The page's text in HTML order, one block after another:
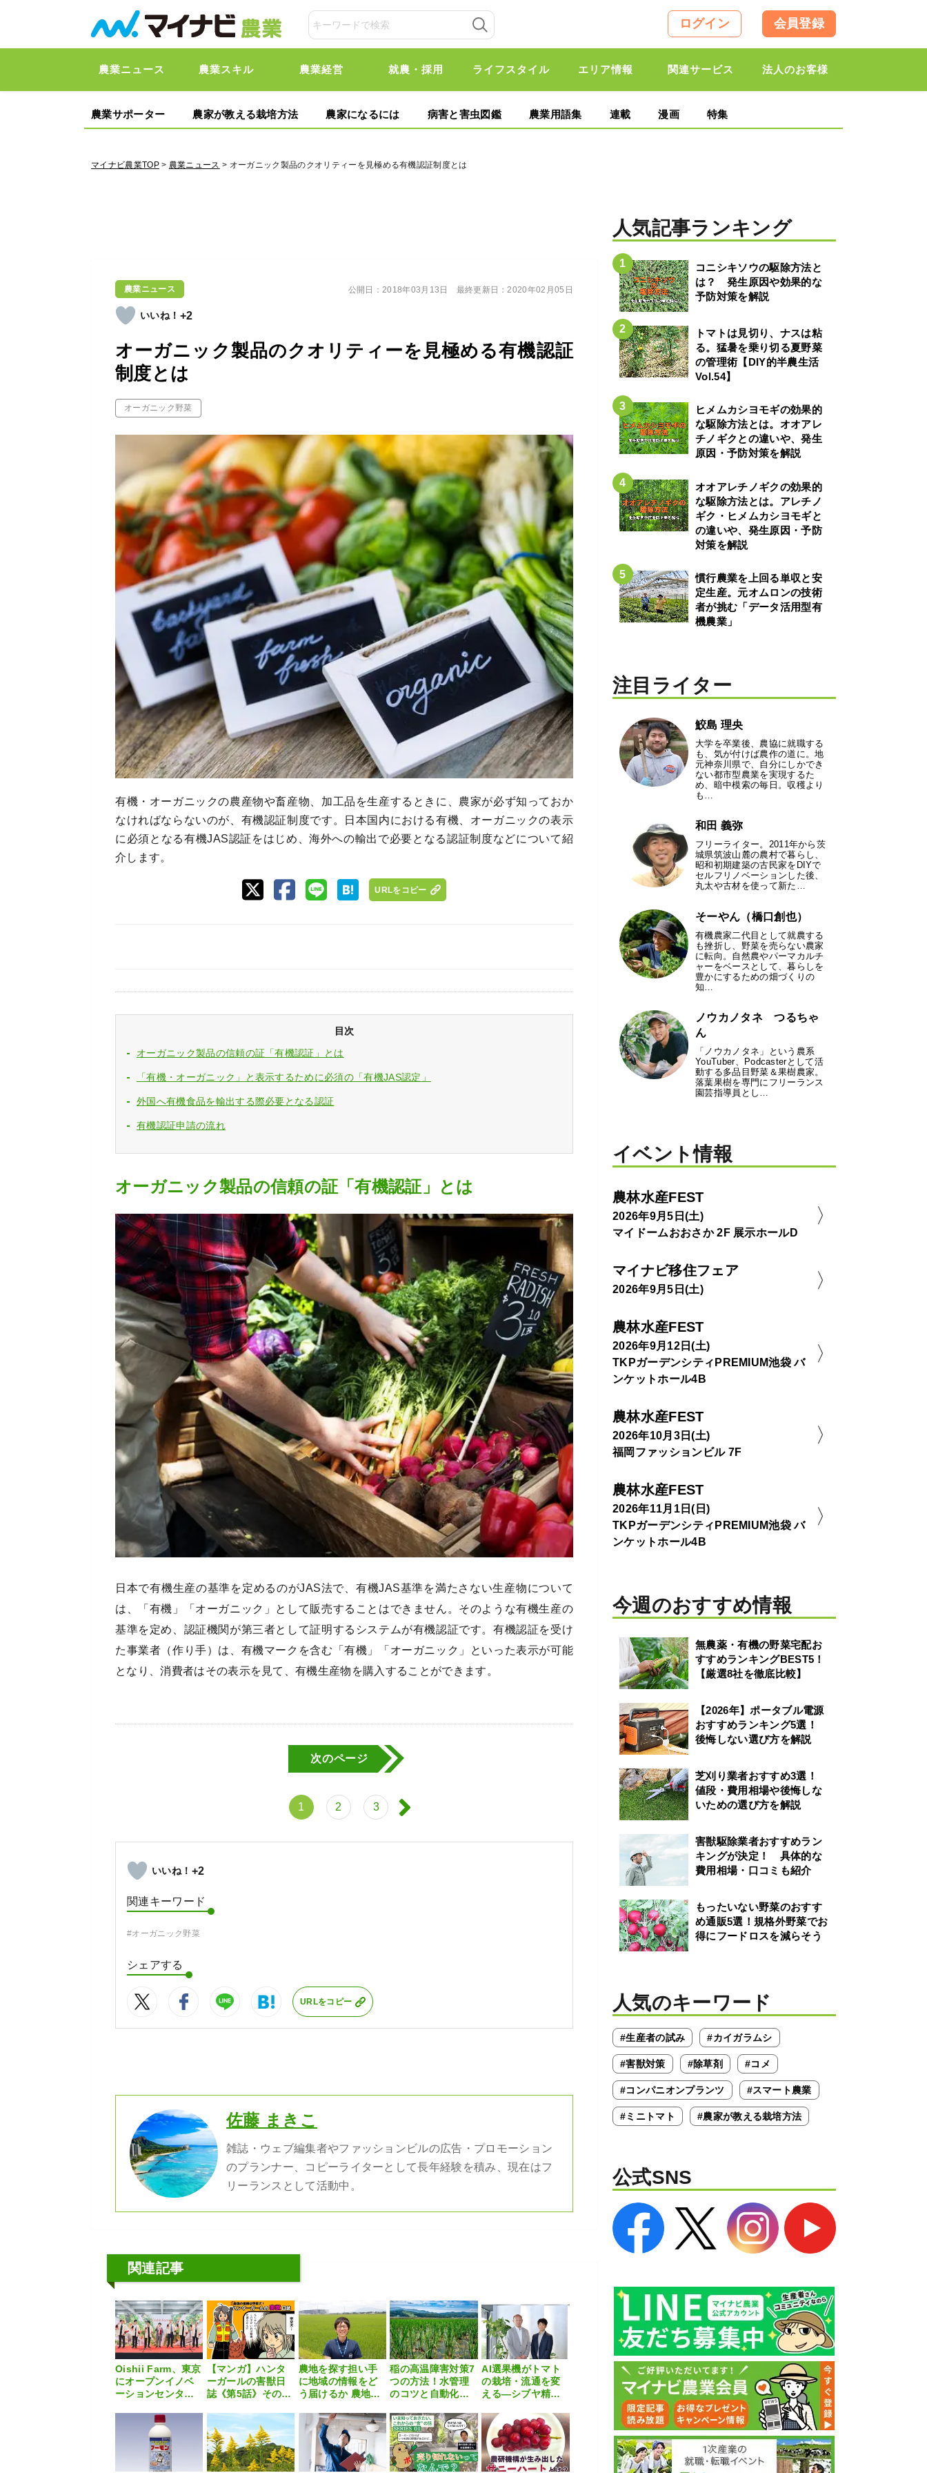
ログイン 会員登録
農業ニュース 農業スキル 農業経営 就農・採用 ライフスタイル エリア情報 関連サービス 法人のお客様
農業サポーター 農家が教える栽培方法 農家になるには 病害と害虫図鑑 農業用語集 連載 漫画 特集
マイナビ農業TOP> 農業ニュース > オーガニック製品のクオリティーを見極める有機認証制度とは
農業ニュース
+2
オーガニック製品のクオリティーを見極める有機認証
制度とは
オーガニック野菜
公開日：2018年03月13日 最終更新日：2020年02月05日
有機・オーガニックの農産物や畜産物、加工品を生産するときに、農家が必ず知っておか
なければならないのが、有機認証制度です。日本国内における有機、オーガニックの表示
に必須となる有機JAS認証をはじめ、海外への輸出で必要となる認証制度などについて紹
介します。
URLをコピー
目次
オーガニック製品の信頼の証「有機認証」とは
「有機・オーガニック」と表示するために必須の「有機JAS認定」
外国へ有機食品を輸出する際必要となる認証
有機認証申請の流れ
オーガニック製品の信頼の証「有機認証」とは
日本で有機生産の基準を定めるのがJAS法で、有機JAS基準を満たさない生産物について
は、「有機」「オーガニック」として販売することはできません。そのような有機生産の
基準を定め、認証機関が第三者として証明するシステムが有機認証です。有機認証を受け
た事業者（作り手）は、有機マークを含む「有機」「オーガニック」といった表示が可能
となり、消費者はその表示を見て、有機生産物を購入することができます。
次のページ
1 2 3
+2
関連キーワード
#オーガニック野菜
シェアする
URLをコピー
佐藤 まきこ
雑誌・ウェブ編集者やファッションビルの広告・プロモーション
のプランナー、コピーライターとして長年経験を積み、現在はフ
リーランスとして活動中。
関連記事
Oishii Farm、東京
にオープンイノベ
ーションセンター
術で世界市場へ
【マンガ】ハンタ
ーガールの害獣日
誌《第5話》その名
農地を探す担い手
に地域の情報をど
う届けるか 農地マ
る常総市の取り組
み
稲の高温障害対策7
つの方法！水管理
のコツと自動化の
AI選果機がトマト
の栽培・流通を変
える―シブヤ精
トレーサビリティ
改革の未来
人気記事ランキング
コニシキソウの駆除方法と
は？ 発生原因や効果的な
予防対策を解説
トマトは見切り、ナスは粘
る。猛暑を乗り切る夏野菜
の管理術【DIY的半農生活
Vol.54】
ヒメムカシヨモギの効果的
な駆除方法とは。オオアレ
チノギクとの違いや、発生
原因・予防対策を解説
オオアレチノギクの効果的
な駆除方法とは。アレチノ
ギク・ヒメムカシヨモギと
の違いや、発生原因・予防
対策を解説
慣行農業を上回る単収と安
定生産。元オムロンの技術
者が挑む「データ活用型有
機農業」
注目ライター
鮫島 理央
大学を卒業後、農協に就職する
も、気が付けば農作の道に。地
元神奈川県で、自分にしかでき
ない都市型農業を実現するた
め、暗中模索の毎日。収穫より
も…
和田 義弥
フリーライター。2011年から茨
城県筑波山麓の農村で暮らし、
昭和初期建築の古民家をDIYで
セルフリノベーションした後、
丸太や古材を使って新た…
そーやん（橋口創也）
有機農家二代目として就農する
も挫折し、野菜を売らない農家
に転向。自然農やパーマカルチ
ャーをベースとして、暮らしを
豊かにするための畑づくりの
知…
ノウカノタネ つるちゃ
ん
「ノウカノタネ」という農系
YouTuber、Podcasterとして活
動する多品目野菜＆果樹農家。
落葉果樹を専門にフリーランス
園芸指導員とし…
イベント情報
農林水産FEST
2026年9月5日(土)
マイドームおおさか 2F 展示ホールD
マイナビ移住フェア
2026年9月5日(土)
農林水産FEST
2026年9月12日(土)
TKPガーデンシティPREMIUM池袋 バ
ンケットホール4B
農林水産FEST
2026年10月3日(土)
福岡ファッションビル 7F
農林水産FEST
2026年11月1日(日)
TKPガーデンシティPREMIUM池袋 バ
ンケットホール4B
今週のおすすめ情報
無農薬・有機の野菜宅配お
すすめランキングBEST5！
【厳選8社を徹底比較】
【2026年】ポータブル電源
おすすめランキング5選！
後悔しない選び方を解説
芝刈り業者おすすめ3選！
値段・費用相場や後悔しな
いための選び方を解説
害獣駆除業者おすすめラン
キングが決定！ 具体的な
費用相場・口コミも紹介
もったいない野菜のおすす
め通販5選！規格外野菜でお
得にフードロスを減らそう
人気のキーワード
#生産者の試み #カイガラムシ
#害獣対策 #除草剤 #コメ
#コンパニオンプランツ #スマート農業
#ミニトマト #農家が教える栽培方法
公式SNS